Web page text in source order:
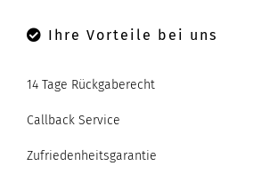
Ihre Vorteile bei uns
14 Tage Rückgaberecht
Callback Service
Zufriedenheitsgarantie